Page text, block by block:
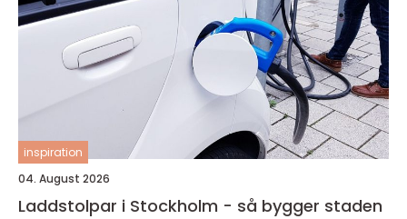
inspiration
04. August 2026
Laddstolpar i Stockholm - så bygger staden